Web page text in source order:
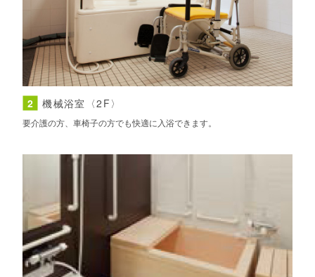
2 機械浴室〈2F〉
要介護の方、車椅子の方でも快適に入浴できます。